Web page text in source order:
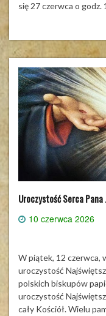
się 27 czerwca o godz.
Uroczystość Serca Pana
10 czerwca 2026
W piątek, 12 czerwca,
uroczystość
polskich biskupów
uroczystość
cały Kościół. Wielu